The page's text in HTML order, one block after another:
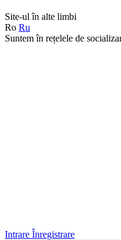
Site-ul în alte limbi
Ro Ru
Suntem în rețelele de
Intrare Înregistrare